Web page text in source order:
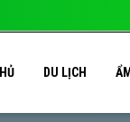
DU LỊCH